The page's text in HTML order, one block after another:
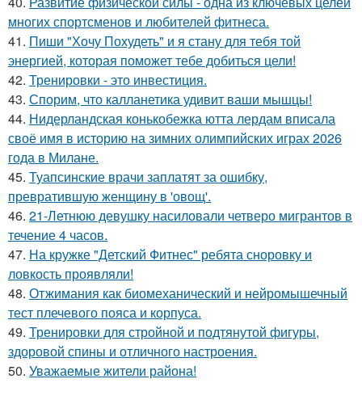
многих спортсменов и любителей фитнеса.
41. Пиши "Хочу Похудеть" и я стану для тебя той
энергией, которая поможет тебе добиться цели!
42. Тренировки - это инвестиция.
43. Спорим, что калланетика удивит ваши мышцы!
44. Нидерландская конькобежка ютта лердам вписала
своё имя в историю на зимних олимпийских играх 2026
года в Милане.
45. Туапсинские врачи заплатят за ошибку,
превратившую женщину в 'овощ'.
46. 21-Летнюю девушку насиловали четверо мигрантов в
течение 4 часов.
47. На кружке "Детский Фитнес" ребята сноровку и
ловкость проявляли!
48. Отжимания как биомеханический и нейромышечный
тест плечевого пояса и корпуса.
49. Тренировки для стройной и подтянутой фигуры,
здоровой спины и отличного настроения.
50. Уважаемые жители района!